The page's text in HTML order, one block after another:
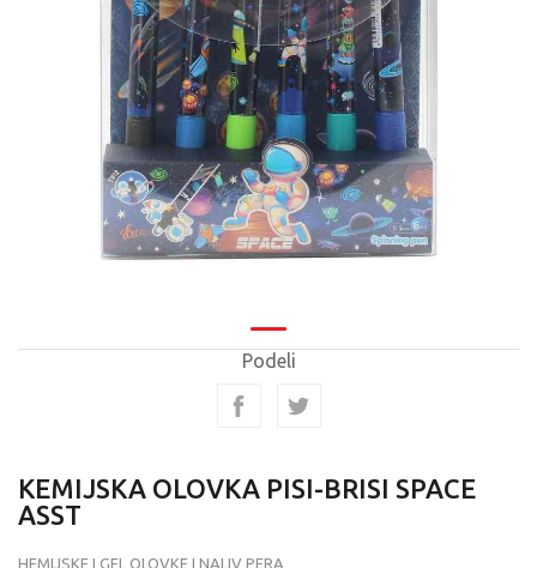
Podeli
KEMIJSKA OLOVKA PISI-BRISI SPACE
ASST
HEMIJSKE I GEL OLOVKE I NALIV PERA